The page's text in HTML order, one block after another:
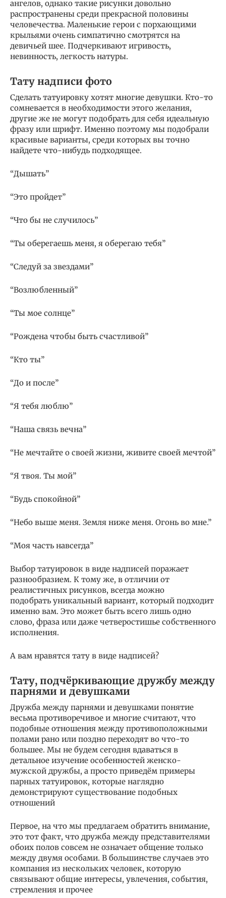
ангелов, однако такие рисунки довольно
распространены среди прекрасной половины
человечества. Маленькие герои с порхающими
крыльями очень симпатично смотрятся на
девичьей шее. Подчеркивают игривость,
невинность, легкость натуры.
Тату надписи фото
Сделать татуировку хотят многие девушки. Кто-то
сомневается в необходимости этого желания,
другие же не могут подобрать для себя идеальную
фразу или шрифт. Именно поэтому мы подобрали
красивые варианты, среди которых вы точно
найдете что-нибудь подходящее.
“Дышать”
“Это пройдет”
“Что бы не случилось”
“Ты оберегаешь меня, я оберегаю тебя”
“Следуй за звездами”
“Возлюбленный”
“Ты мое солнце”
“Рождена чтобы быть счастливой”
“Кто ты”
“До и после”
“Я тебя люблю”
“Наша связь вечна”
“Не мечтайте о своей жизни, живите своей мечтой”
“Я твоя. Ты мой”
“Будь спокойной”
“Небо выше меня. Земля ниже меня. Огонь во мне.”
“Моя часть навсегда”
Выбор татуировок в виде надписей поражает
разнообразием. К тому же, в отличии от
реалистичных рисунков, всегда можно
подобрать уникальный вариант, который подходит
именно вам. Это может быть всего лишь одно
слово, фраза или даже четверостишье собственного
исполнения.
А вам нравятся тату в виде надписей?
Тату, подчёркивающие дружбу между
парнями и девушками
Дружба между парнями и девушками понятие
весьма противоречивое и многие считают, что
подобные отношения между противоположными
полами рано или поздно переходят во что-то
большее. Мы не будем сегодня вдаваться в
детальное изучение особенностей женско-
мужской дружбы, а просто приведём примеры
парных татуировок, которые наглядно
демонстрируют существование подобных
отношений
Первое, на что мы предлагаем обратить внимание,
это тот факт, что дружба между представителями
обоих полов совсем не означает общение только
между двумя особами. В большинстве случаев это
компания из нескольких человек, которую
связывают общие интересы, увлечения, события,
стремления и прочее